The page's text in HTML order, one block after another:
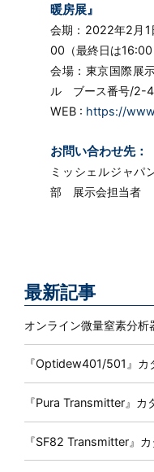
暖房展』
会期：2022年2月
00（最終日は16:00
会場：東京国際展
ル ブース番号/2-
WEB : https://
お問い合わせ先：
ミッシェルジャ
部 展示会担当者
最新記事
オンライン微量窒素分析
『Optidew401/501』カ
『Pura Transmitter』カ
『SF82 Transmitter』